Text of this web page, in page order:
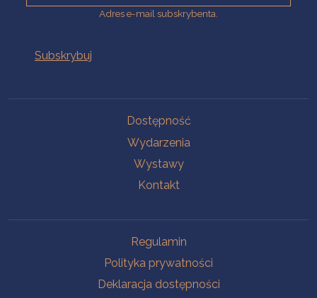
Adres e-mail subskrybenta.
Dostępność
Wydarzenia
Wystawy
Kontakt
Regulamin
Polityka prywatności
Deklaracja dostępności